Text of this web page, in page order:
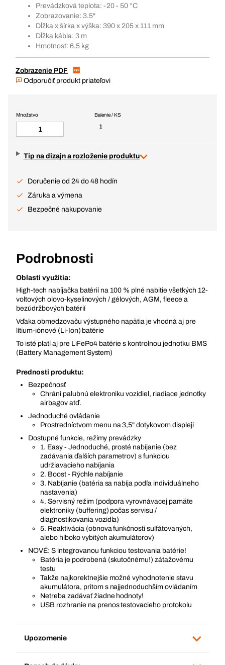
Prevádzková teplota: -20 - 50 °C
Zobrazovanie: 3.5"
Dĺžka x šírka x výška: 390 x 205 x 111 mm
Dĺžka kábla: 3 m
Hmotnosť: 6.5 kg
Zobrazenie PDF
Odporučiť produkt priateľovi
Balenie / KS
1
Množstvo
Tip na dizajn a rozloženie produktu
Doručenie od 24 do 48 hodín
Záruka a výmena
Bezpečné nakupovanie
Podrobnosti
Oblasti využitia:
High-tech nabíjačka batérií na 100 % plné nabitie všetkých 12-
voltových olovo-kyselinových / gélových, AGM, fleece a
bezúdržbových batérií
Vďaka obmedzovaču výstupného napätia je vhodná aj pre
lítium-iónové (Li-Ion) batérie
To isté platí aj pre LiFePo4 batérie s kontrolnou jednotku BMS
(Battery Management System)
Prednosti produktu:
Bezpečnosť
Chráni palubnú elektroniku vozidiel, riadiace jednotky
airbagov atď.
Jednoduché ovládanie
Prostredníctvom menu na 3,5" dotykovom displeji
Dostupné funkcie, režimy prevádzky
1. Easy - Jednoduché, prosté nabíjanie (bez
zadávania ďalších parametrov) s funkciou
udržiavacieho nabíjania
2. Boost - Rýchle nabíjanie
3. Nabíjanie (batéria sa nabíja podľa individuálneho
nastavenia)
4. Servisný režim (podpora vyrovnávacej pamäte
elektroniky (buffering) počas servisu /
diagnostikovania vozidla)
5. Reaktivácia (obnova funkčnosti sulfátovaných,
alebo hlboko vybitých akumulátorov)
NOVÉ: S integrovanou funkciou testovania batérie!
Batéria je podrobená (skutočnému!) záťažovému
testu
Takže najkorektnejšie možné vyhodnotenie stavu
akumulátora, pritom s najjednoduchším ovládaním
Netreba zadávať žiadne hodnoty!
USB rozhranie na prenos testovacieho protokolu
Upozornenie